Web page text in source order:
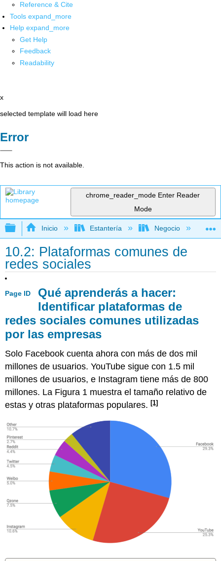
Reference & Cite
Tools expand_more
Help expand_more
Get Help
Feedback
Readability
x
selected template will load here
Error
This action is not available.
chrome_reader_mode Enter Reader
Mode
Expandir/contraer jerarquía global
Inicio Estantería Negocio
10.2: Plataformas comunes de
redes sociales
Page ID
Qué aprenderás a hacer:
Identificar plataformas de
redes sociales comunes utilizadas
por las empresas
Solo Facebook cuenta ahora con más de dos mil
millones de usuarios. YouTube sigue con 1.5 mil
millones de usuarios, e Instagram tiene más de 800
millones. La Figura 1 muestra el tamaño relativo de
estas y otras plataformas populares.[1]